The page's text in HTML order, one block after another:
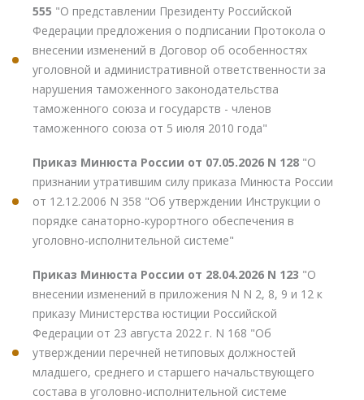
555 "О представлении Президенту Российской
Федерации предложения о подписании Протокола о
внесении изменений в Договор об особенностях
уголовной и административной ответственности за
нарушения таможенного законодательства
таможенного союза и государств - членов
таможенного союза от 5 июля 2010 года"
Приказ Минюста России от 07.05.2026 N 128 "О
признании утратившим силу приказа Минюста России
от 12.12.2006 N 358 "Об утверждении Инструкции о
порядке санаторно-курортного обеспечения в
уголовно-исполнительной системе"
Приказ Минюста России от 28.04.2026 N 123 "О
внесении изменений в приложения N N 2, 8, 9 и 12 к
приказу Министерства юстиции Российской
Федерации от 23 августа 2022 г. N 168 "Об
утверждении перечней нетиповых должностей
младшего, среднего и старшего начальствующего
состава в уголовно-исполнительной системе